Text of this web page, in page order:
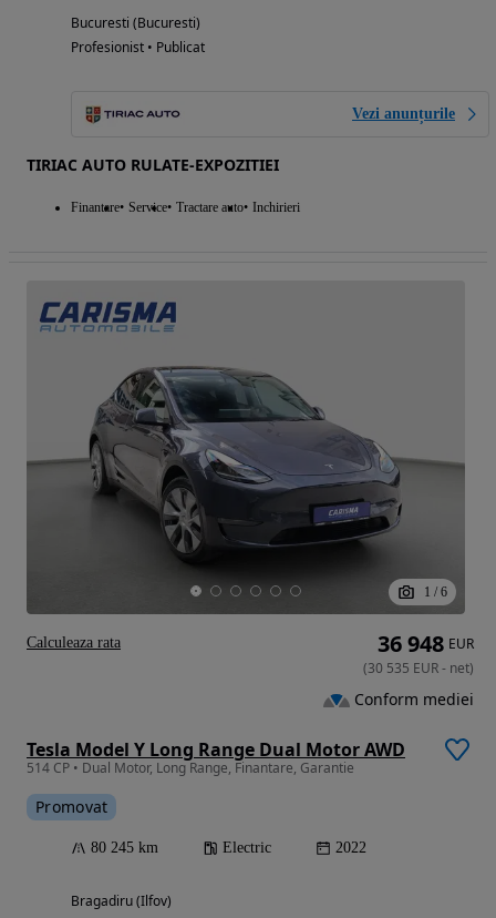
Bucuresti (Bucuresti)
Profesionist • Publicat
Vezi anunțurile
TIRIAC AUTO RULATE-EXPOZITIEI
Finantare Service Tractare auto Inchirieri
1 / 6
Tesla Model Y Long Range Dual Motor AWD
514 CP • Dual Motor, Long Range, Finantare, Garantie
Promovat
80 245 km Electric 2022
Bragadiru (Ilfov)
36 948 EUR
(30 535 EUR- net)
Conform mediei
Calculeaza rata